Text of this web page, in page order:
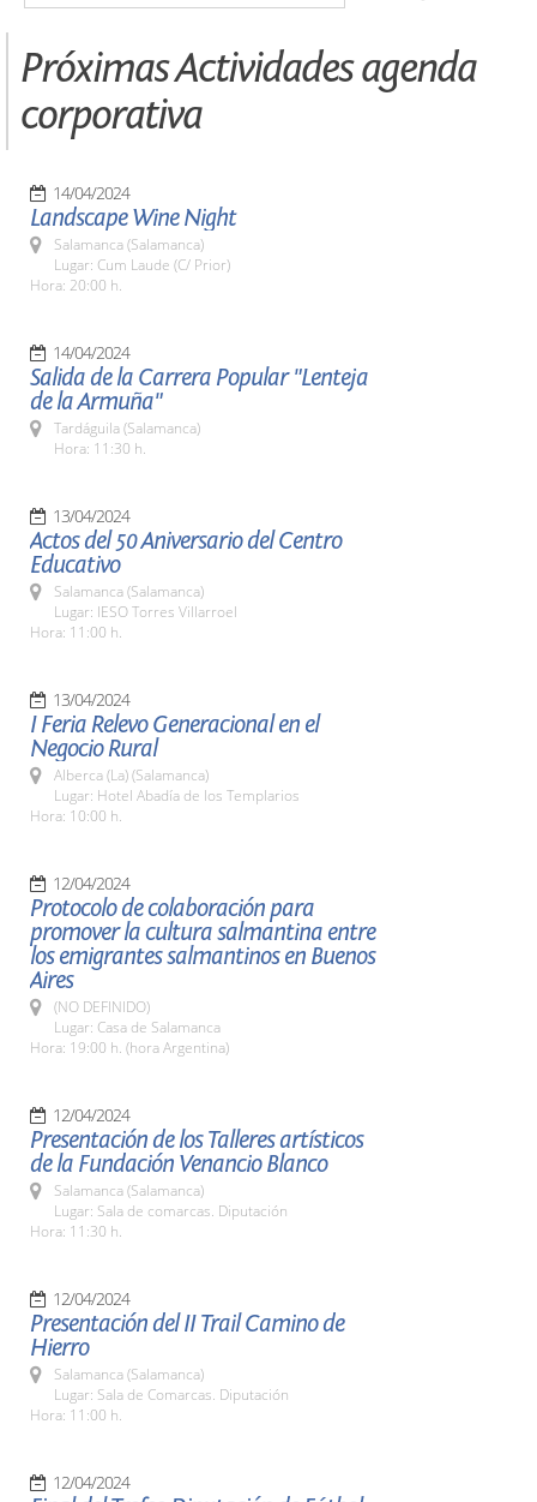
Próximas Actividades agenda
corporativa
14/04/2024
Landscape Wine Night
Salamanca (Salamanca)
Lugar: Cum Laude (C/ Prior)
Hora: 20:00 h.
14/04/2024
Salida de la Carrera Popular "Lenteja
de la Armuña"
Tardáguila (Salamanca)
Hora: 11:30 h.
13/04/2024
Actos del 50 Aniversario del Centro
Educativo
Salamanca (Salamanca)
Lugar: IESO Torres Villarroel
Hora: 11:00 h.
13/04/2024
I Feria Relevo Generacional en el
Negocio Rural
Alberca (La) (Salamanca)
Lugar: Hotel Abadía de los Templarios
Hora: 10:00 h.
12/04/2024
Protocolo de colaboración para
promover la cultura salmantina entre
los emigrantes salmantinos en Buenos
Aires
(NO DEFINIDO)
Lugar: Casa de Salamanca
Hora: 19:00 h. (hora Argentina)
12/04/2024
Presentación de los Talleres artísticos
de la Fundación Venancio Blanco
Salamanca (Salamanca)
Lugar: Sala de comarcas. Diputación
Hora: 11:30 h.
12/04/2024
Presentación del II Trail Camino de
Hierro
Salamanca (Salamanca)
Lugar: Sala de Comarcas. Diputación
Hora: 11:00 h.
12/04/2024